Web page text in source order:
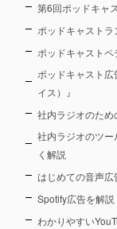
第6回ポッドキャ
ポッドキャストラ
ポッドキャストペ
ポッドキャスト
イス）』
社内ラジオのため
社内ラジオのツ
く解説
はじめての音声広
Spotify広告を解
わかりやすい